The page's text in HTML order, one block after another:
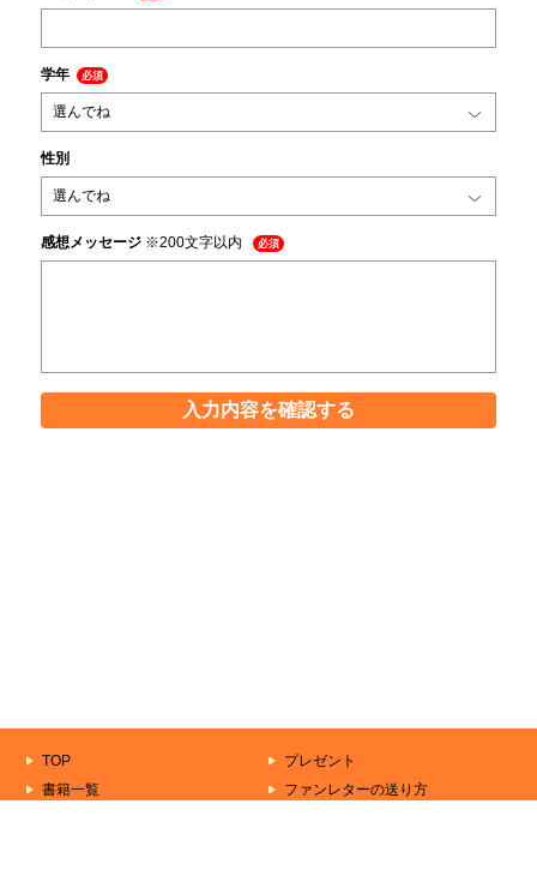
学年 必須
性別
感想メッセージ ※200文字以内 必須
入力内容を確認する
TOP
プレゼント
書籍一覧
ファンレターの送り方